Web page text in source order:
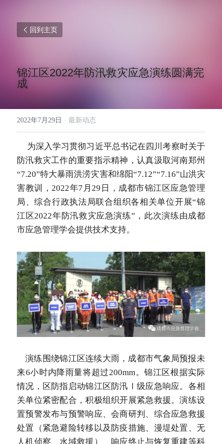
回到主页
锦江区2022年防汛救灾应急演练圆满完
成
2022年7月29日 · 最新动态
防汛救灾工作的重要指示精神，认真汲取河南郑州
“7.20”特大暴雨洪涝灾害和绵阳“7.12”“7.16”山洪灾
害教训，2022年7月29日，成都市锦江区应急管理
局、综合行政执法局联合组织各相关单位开展“锦
江区2022年防汛救灾应急演练”，此次演练由成都
市应急管理学会提供技术支持。
    演练围绕锦江区连续大雨，成都市气象局预报未
来6小时内降雨量将超过200mm。锦江区根据实际
情况，区防指启动锦江区防汛Ⅰ级应急响应。各相
关单位紧密配合，积极组织开展紧急救援。演练设
置预警发布与预警响应、会商研判、综合应急救援
处置（紧急避险转移以及防疫措施、漫堤处置、无
人机侦察、水域救援）、响应终止与恢复重建等科